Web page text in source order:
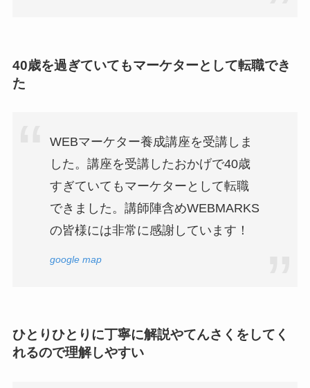
40歳を過ぎていてもマーケターとして転職でき
た
WEBマーケター養成講座を受講しま
した。講座を受講したおかげで40歳
すぎていてもマーケターとして転職
できました。講師陣含めWEBMARKS
の皆様には非常に感謝しています！
google map
ひとりひとりに丁寧に解説やてんさくをしてく
れるので理解しやすい